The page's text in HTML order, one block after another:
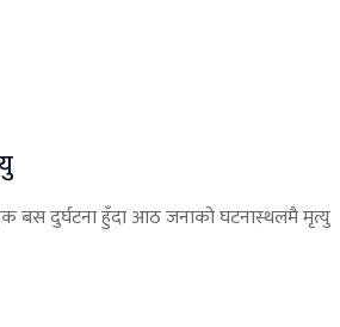
बस दुर्घटना हुँदा आठ जनाको घटनास्थलमै मृत्यु